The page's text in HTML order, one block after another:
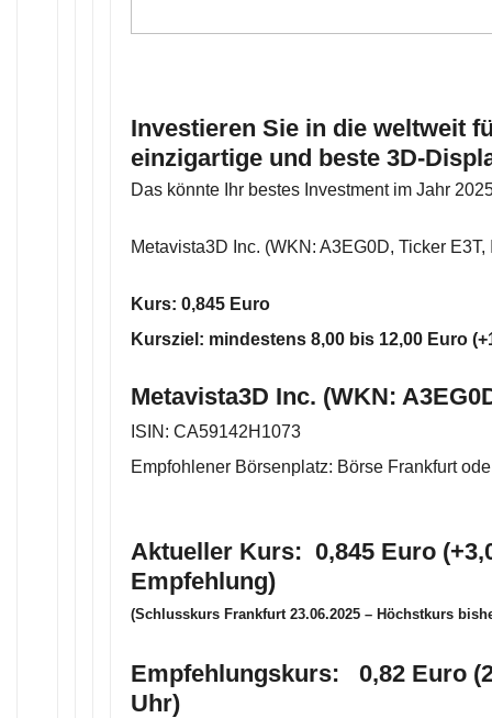
Investieren Sie in die weltweit
einzigartige und beste 3D-
Das könnte Ihr bestes Investment im Jahr
Metavista3D Inc. (WKN: A3EG0D, Ticker
Kurs: 0,845 Euro
Kursziel: mindestens 8,00 bis 12,00 Euro
Metavista3D Inc. (WKN:
ISIN: CA59142H1073
Empfohlener Börsenplatz: Börse Frankfurt
Aktueller Kurs: 0,845 Euro
Empfehlung)
(Schlusskurs Frankfurt 23.06.2025 – Höchstkurs
Empfehlungskurs: 0,82 Euro
Uhr)